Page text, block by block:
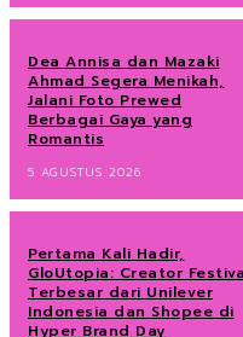
Dea Annisa dan Mazaki
Ahmad Segera Menikah,
Jalani Foto Prewed
Berbagai Gaya yang
Romantis
5 AGUSTUS 2026
Pertama Kali Hadir,
GloUtopia: Creator
Terbesar dari Unilever
Indonesia dan Shopee di
Hyper Brand Day